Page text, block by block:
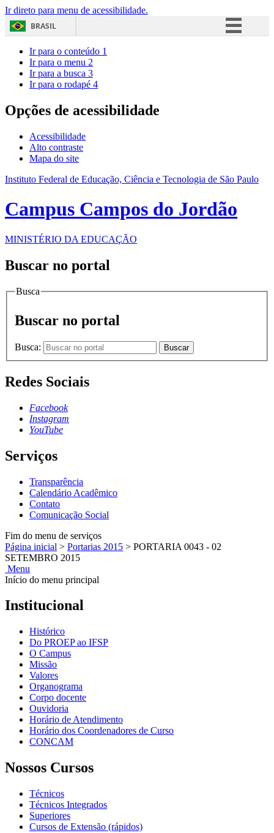
Ir direto para menu de acessibilidade.
BRASIL
Acesso à informação
Ir para o conteúdo 1
Ir para o menu 2
Ir para a busca 3
Ir para o rodapé 4
Opções de acessibilidade
Acessibilidade
Alto contraste
Mapa do site
Instituto Federal de Educação, Ciência e Tecnologia de São Paulo
Campus Campos do Jordão
MINISTÉRIO DA EDUCAÇÃO
Buscar no portal
Busca
Buscar no portal
Busca: Buscar
Redes Sociais
Facebook
Instagram
YouTube
Serviços
Transparência
Calendário Acadêmico
Contato
Comunicação Social
Fim do menu de serviços
Página inicial > Portarias 2015 > PORTARIA 0043 - 02
SETEMBRO 2015
Menu
Início do menu principal
Institucional
Histórico
Do PROEP ao IFSP
O Campus
Missão
Valores
Organograma
Corpo docente
Ouvidoria
Horário de Atendimento
Horário dos Coordenadores de Curso
CONCAM
Nossos Cursos
Técnicos
Técnicos Integrados
Superiores
Cursos de Extensão (rápidos)